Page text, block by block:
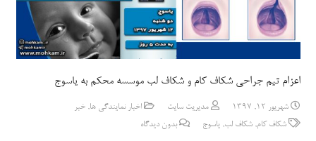
اعزام تیم جراحی شکاف کام و شکاف لب موسسه محکم به یاسوج
شهریور 12, 1397 مدیریت سایت اخبار نمایندگی ها,خبر
شکاف کام,شکاف لب,یاسوج بدون دیدگاه